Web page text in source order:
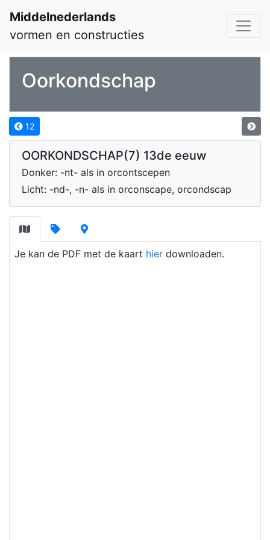
Middelnederlands
vormen en constructies
Oorkondschap
12
OORKONDSCHAP(7) 13de eeuw
Donker: -nt- als in orcontscepen
Licht: -nd-, -n- als in orconscape, orcondscap
Je kan de PDF met de kaart hier downloaden.